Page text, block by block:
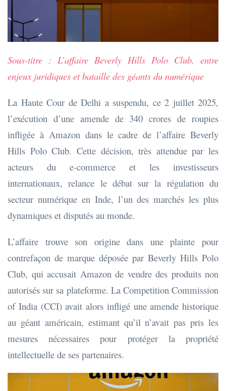
Sous-titre : L’affaire Beverly Hills Polo Club, entre
enjeux juridiques et bataille des géants du numérique
La Haute Cour de Delhi a suspendu, ce 2 juillet 2025,
l’exécution d’une amende de 340 crores de roupies
infligée à Amazon dans le cadre de l’affaire Beverly
Hills Polo Club. Cette décision, très attendue par les
acteurs du e-commerce et les investisseurs
internationaux, relance le débat sur la régulation du
secteur numérique en Inde, l’un des marchés les plus
dynamiques et disputés au monde.
L’affaire trouve son origine dans une plainte pour
contrefaçon de marque déposée par Beverly Hills Polo
Club, qui accusait Amazon de vendre des produits non
autorisés sur sa plateforme. La Competition Commission
of India (CCI) avait alors infligé une amende historique
au géant américain, estimant qu’il n’avait pas pris les
mesures nécessaires pour protéger la propriété
intellectuelle de ses partenaires.